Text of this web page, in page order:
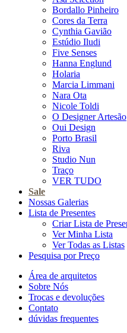
Bordallo Pinheiro
Cores da Terra
Cynthia Gavião
Estúdio Iludi
Five Senses
Hanna Englund
Holaria
Marcia Limmani
Nara Ota
Nicole Toldi
O Designer Artesão
Oui Design
Porto Brasil
Riva
Studio Nun
Traço
VER TUDO
Sale
Nossas Galerias
Lista de Presentes
Criar Lista de
Ver Minha Lista
Ver Todas as Listas
Pesquisa por Preço
Área de arquitetos
Sobre Nós
Trocas e devoluções
Contato
dúvidas frequentes